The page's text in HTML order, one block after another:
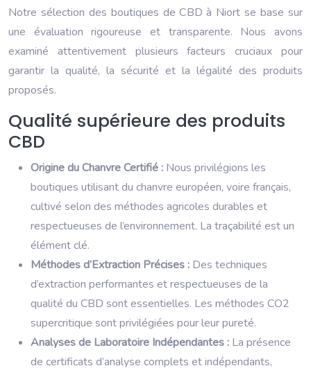
Notre sélection des boutiques de CBD à Niort se base sur
une évaluation rigoureuse et transparente. Nous avons
examiné attentivement plusieurs facteurs cruciaux pour
garantir la qualité, la sécurité et la légalité des produits
proposés.
Qualité supérieure des produits
CBD
Origine du Chanvre Certifié : Nous privilégions les
boutiques utilisant du chanvre européen, voire français,
cultivé selon des méthodes agricoles durables et
respectueuses de l’environnement. La traçabilité est un
élément clé.
Méthodes d’Extraction Précises : Des techniques
d’extraction performantes et respectueuses de la
qualité du CBD sont essentielles. Les méthodes CO2
supercritique sont privilégiées pour leur pureté.
Analyses de Laboratoire Indépendantes : La présence
de certificats d’analyse complets et indépendants,